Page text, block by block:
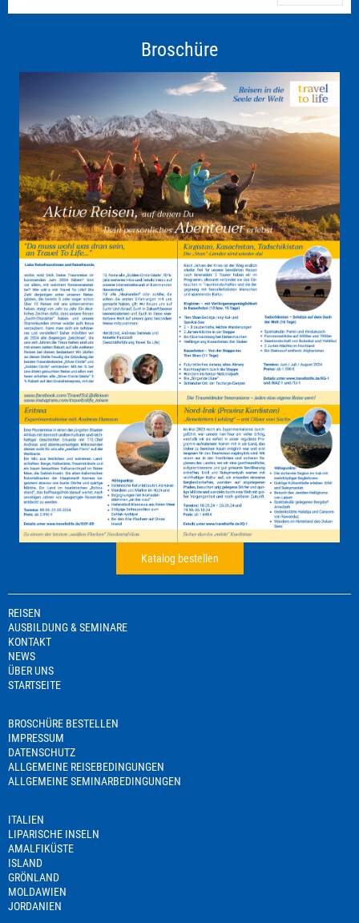
Broschüre
Katalog bestellen
REISEN
AUSBILDUNG & SEMINARE
KONTAKT
NEWS
ÜBER UNS
STARTSEITE
BROSCHÜRE BESTELLEN
IMPRESSUM
DATENSCHUTZ
ALLGEMEINE REISEBEDINGUNGEN
ALLGEMEINE SEMINARBEDINGUNGEN
ITALIEN
LIPARISCHE INSELN
AMALFIKÜSTE
ISLAND
GRÖNLAND
MOLDAWIEN
JORDANIEN